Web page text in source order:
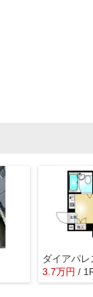
ダイアパレ
3.7万円 /